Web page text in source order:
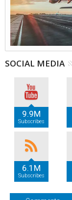
SOCIAL MEDIA
9.9M
Subscribes
6.1M
Subscribes